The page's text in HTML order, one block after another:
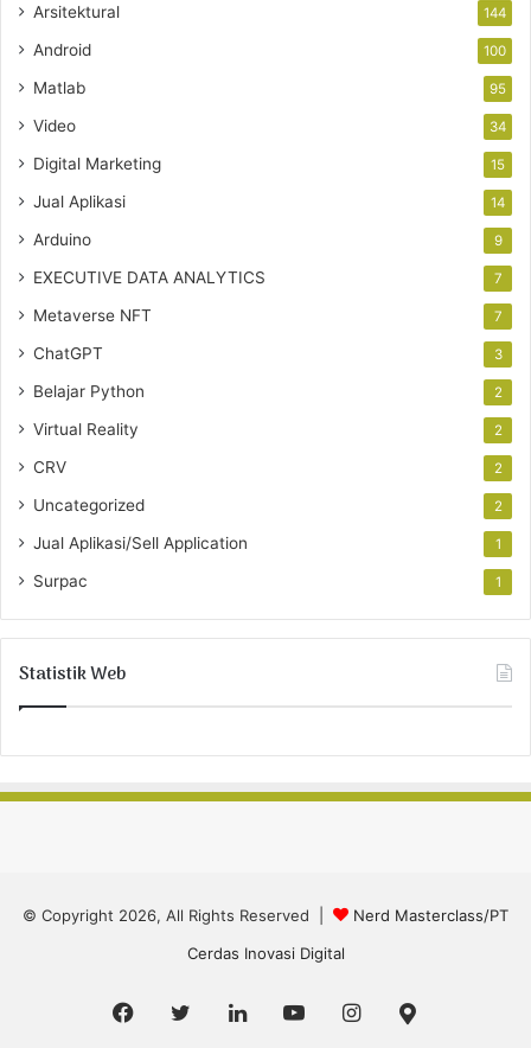
Arsitektural 144
Android 100
Matlab 95
Video 34
Digital Marketing 15
Jual Aplikasi 14
Arduino 9
EXECUTIVE DATA ANALYTICS 7
Metaverse NFT 7
ChatGPT 3
Belajar Python 2
Virtual Reality 2
CRV 2
Uncategorized 2
Jual Aplikasi/Sell Application 1
Surpac 1
Statistik Web
© Copyright 2026, All Rights Reserved |
Nerd Masterclass/PT
Cerdas Inovasi Digital
Facebook
TwitterLinkedInYouTubeInstagram